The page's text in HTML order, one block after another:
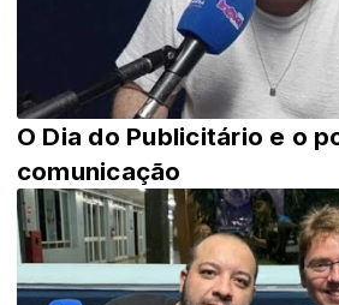
O Dia do Publicitário e o
comunicação